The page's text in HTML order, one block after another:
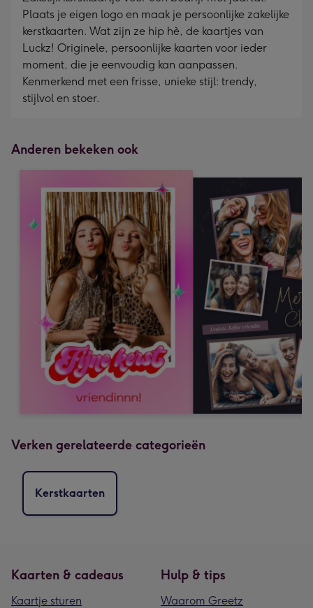
Plaats je eigen logo en maak je persoonlijke zakelijke
kerstkaarten. Wat zijn ze hip hè, de kaartjes van
Luckz! Originele, persoonlijke kaarten voor ieder
moment, die je eenvoudig kan aanpassen.
Kenmerkend met een frisse, unieke stijl: trendy,
stijlvol en stoer.
Anderen bekeken ook
Verken gerelateerde categorieën
Kerstkaarten
Kaarten & cadeaus
Kaartje sturen
Hulp & tips
Waarom Greetz